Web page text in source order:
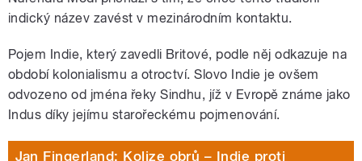
indický název zavést v mezinárodním kontaktu.
Pojem Indie, který zavedli Britové, podle něj odkazuje na
období kolonialismu a otroctví. Slovo Indie je ovšem
odvozeno od jména řeky Sindhu, jíž v Evropě známe jako
Indus díky jejímu starořeckému pojmenování.
Jan Fingerland: Kolize obrů – Indie proti